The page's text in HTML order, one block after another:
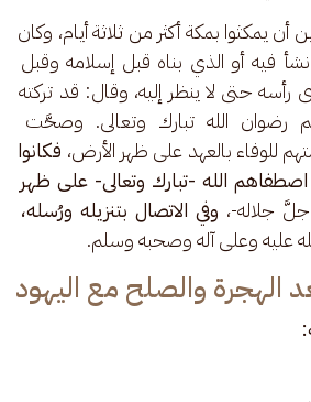
يمكثوا بمكة أكثر من ثلاثة أيام، وكان
فيه أو الذي بناه قبل إسلامه وقبل
رأسه حتى لا ينظر إليه، وقال: قد تركته
رضوان الله تبارك وتعالى. وصحَّت
للوفاء بالعهد على ظهر الأرض، فكانوا
اصطفاهم الله -تبارك وتعالى- على ظهر
جلاله-، وفي الاتصال بتنزيله ورُسله،
عليه وعلى آله وصحبه وسلم.
الهجرة والصلح مع اليهود